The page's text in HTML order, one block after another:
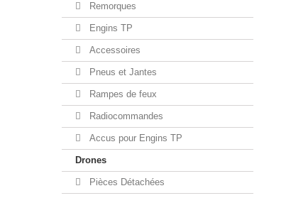
Remorques
Engins TP
Accessoires
Pneus et Jantes
Rampes de feux
Radiocommandes
Accus pour Engins TP
Drones
Pièces Détachées